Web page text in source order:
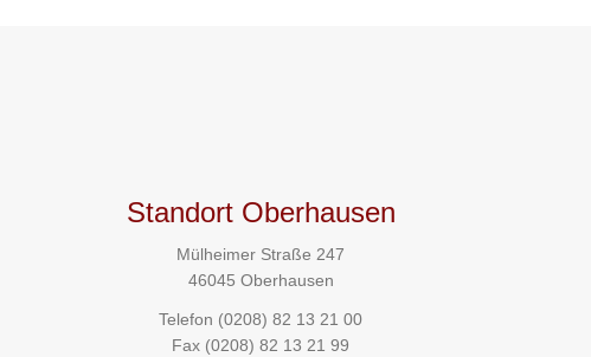
Standort Oberhausen
Mülheimer Straße 247
46045 Oberhausen
Telefon (0208) 82 13 21 00
Fax (0208) 82 13 21 99